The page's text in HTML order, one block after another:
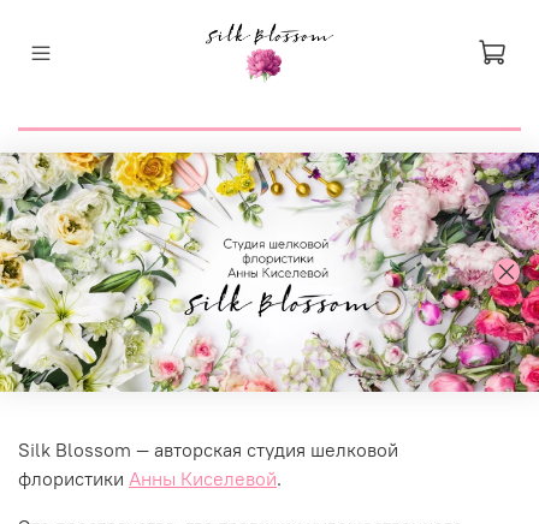
Silk Blossom — авторская студия шелковой
флористики Анны Киселевой.